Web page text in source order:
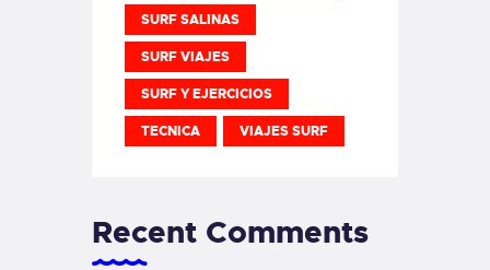
SURF SALINAS
SURF VIAJES
SURF Y EJERCICIOS
TECNICA VIAJES SURF
Recent Comments